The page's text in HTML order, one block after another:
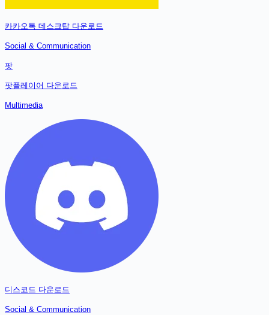
카카오톡 데스크탑 다운로드
Social & Communication
팟
팟플레이어 다운로드
Multimedia
디스코드 다운로드
Social & Communication